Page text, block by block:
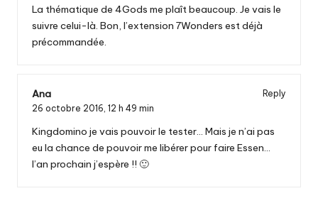
La thématique de 4Gods me plaît beaucoup. Je vais le
suivre celui-là. Bon, l’extension 7Wonders est déjà
précommandée.
Ana
Reply
26 octobre 2016, 12 h 49 min
Kingdomino je vais pouvoir le tester… Mais je n’ai pas
eu la chance de pouvoir me libérer pour faire Essen…
l’an prochain j’espère !! 🙂